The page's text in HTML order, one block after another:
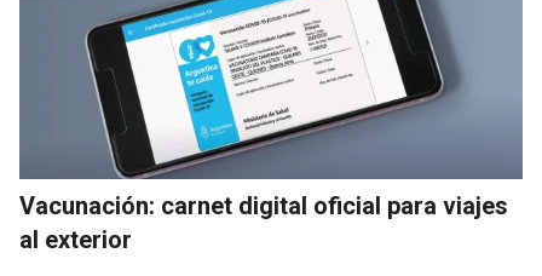
Vacunación: carnet digital oficial para viajes
al exterior